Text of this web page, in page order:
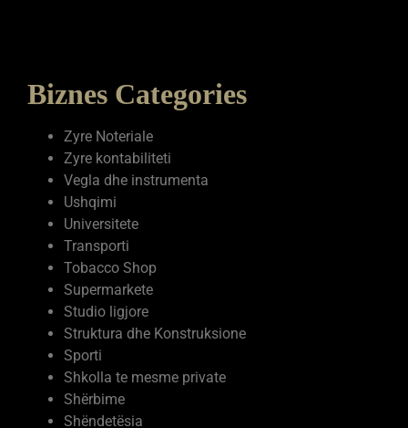
Zyre kontabiliteti
Vegla dhe instrumenta
Ushqimi
Universitete
Transporti
Tobacco Shop
Supermarkete
Studio ligjore
Struktura dhe Konstruksione
Sporti
Shkolla te mesme private
Shërbime
Shëndetësia
Servise elektronike